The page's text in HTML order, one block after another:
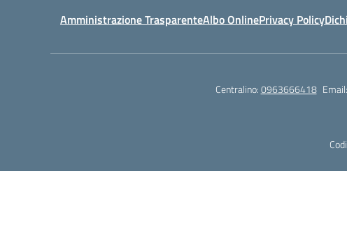
Amministrazione TrasparenteAlbo OnlinePrivacy Policy
Centralino:0963666418 Email: